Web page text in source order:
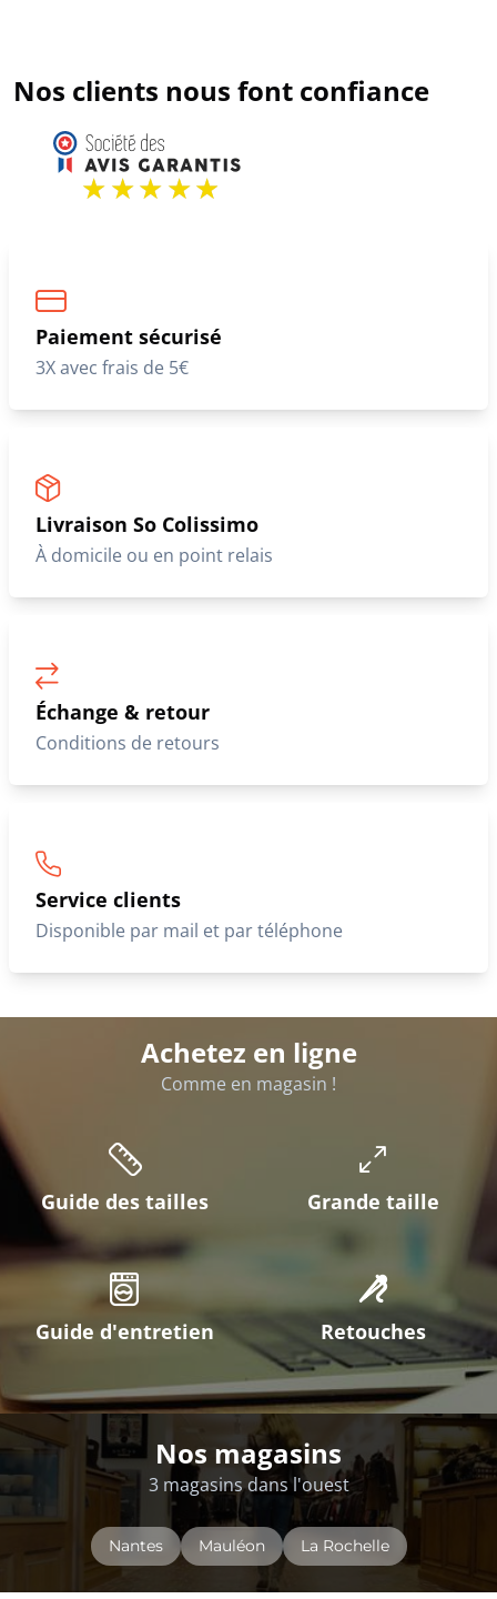
Nos clients nous font confiance
Paiement sécurisé
3X avec frais de 5€
Livraison So Colissimo
À domicile ou en point relais
Échange & retour
Conditions de retours
Service clients
Disponible par mail et par téléphone
Achetez en ligne
Comme en magasin !
Guide des tailles Grande taille
Guide d'entretien Retouches
Nos magasins
3 magasins dans l'ouest
Nantes Mauléon La Rochelle